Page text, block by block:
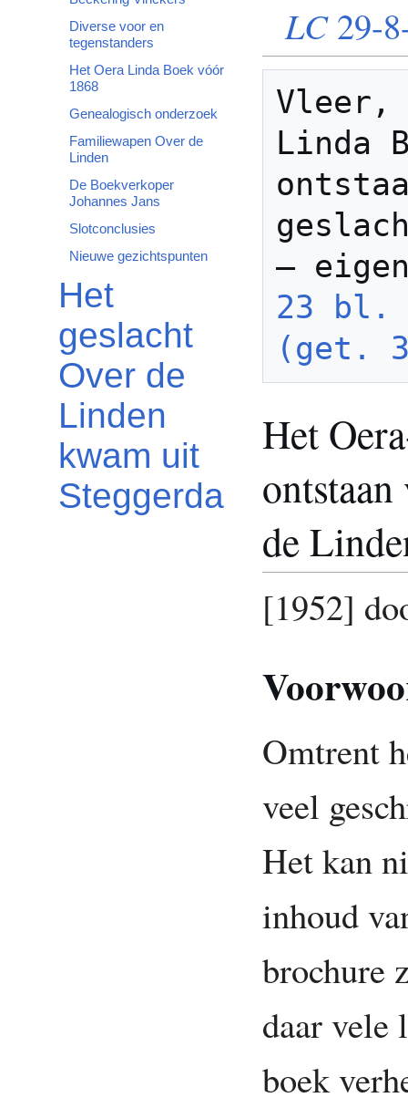
Diverse voor en
tegenstanders
Het Oera Linda Boek vóór
1868
Genealogisch onderzoek
Familiewapen Over de
Linden
De Boekverkoper
Johannes Jans
Slotconclusies
Nieuwe gezichtspunten
Het
geslacht
Over de
Linden
kwam uit
Steggerda
LC29-
Vleer,
Linda
23 bl.
(get.
Het
de
[1952]
Omtrent
veel
Het kan
inhoud
brochure
daar vele
boek